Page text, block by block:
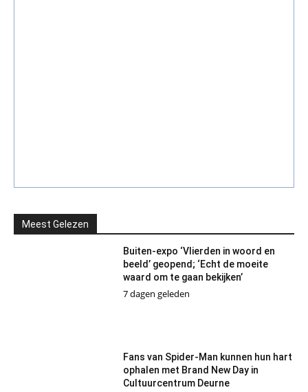
Meest Gelezen
Buiten-expo ‘Vlierden in woord en
beeld’ geopend; ‘Echt de moeite
waard om te gaan bekijken’
7 dagen geleden
Fans van Spider-Man kunnen hun hart
ophalen met Brand New Day in
Cultuurcentrum Deurne